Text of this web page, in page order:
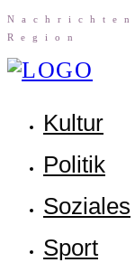
Region
Kul­tur
Poli­tik
Sozia­les
Sport